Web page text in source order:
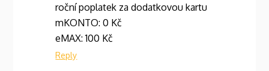
roční poplatek za dodatkovou kartu
mKONTO: 0 Kč
eMAX: 100 Kč
Reply